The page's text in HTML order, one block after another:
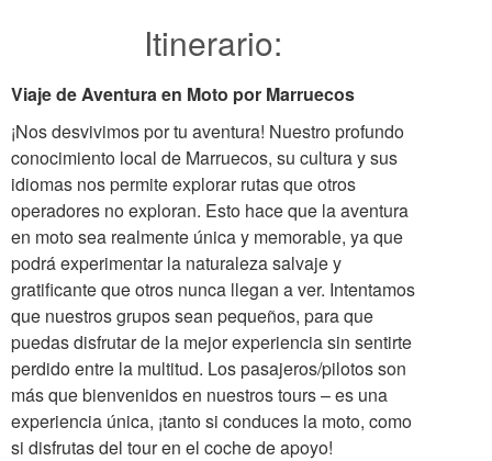
Itinerario:
Viaje de Aventura en Moto por Marruecos
¡Nos desvivimos por tu aventura! Nuestro profundo
conocimiento local de Marruecos, su cultura y sus
idiomas nos permite explorar rutas que otros
operadores no exploran. Esto hace que la aventura
en moto sea realmente única y memorable, ya que
podrá experimentar la naturaleza salvaje y
gratificante que otros nunca llegan a ver. Intentamos
que nuestros grupos sean pequeños, para que
puedas disfrutar de la mejor experiencia sin sentirte
perdido entre la multitud. Los pasajeros/pilotos son
más que bienvenidos en nuestros tours – es una
experiencia única, ¡tanto si conduces la moto, como
si disfrutas del tour en el coche de apoyo!